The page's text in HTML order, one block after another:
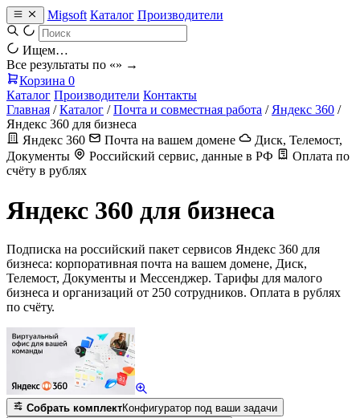
Migsoft Каталог Производители
Ищем…
Все результаты по «» →
Корзина 0
Каталог Производители Контакты
Главная / Каталог / Почта и совместная работа / Яндекс 360 /
Яндекс 360 для бизнеса
Яндекс 360
Почта на вашем домене
Диск, Телемост,
Документы
Российский сервис, данные в РФ
Оплата по
счёту в рублях
Яндекс 360 для бизнеса
Подписка на российский пакет сервисов Яндекс 360 для
бизнеса: корпоративная почта на вашем домене, Диск,
Телемост, Документы и Мессенджер. Тарифы для малого
бизнеса и организаций от 250 сотрудников. Оплата в рублях
по счёту.
Собрать комплектКонфигуратор под ваши задачи